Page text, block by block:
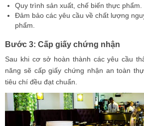
Quy trình sản xuất, chế biến thực phẩm.
Đảm bảo các yêu cầu về chất lượng
phẩm.
Bước 3: Cấp giấy chứng nhận
Sau khi cơ sở hoàn thành các yêu cầu
năng sẽ cấp giấy chứng nhận an toàn
tiêu chí đều đạt chuẩn.